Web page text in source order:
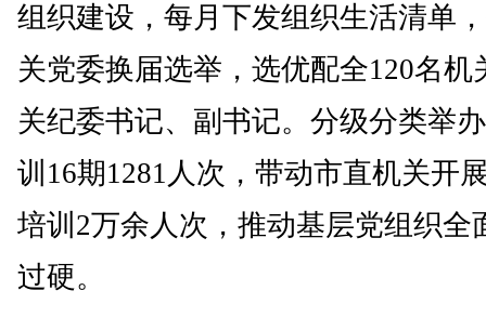
组织建设，每月下发组织生活清单
关党委换届选举，选优配全120名机
关纪委书记、副书记。分级分类举
训16期1281人次，带动市直机关开
培训2万余人次，推动基层党组织全
过硬。